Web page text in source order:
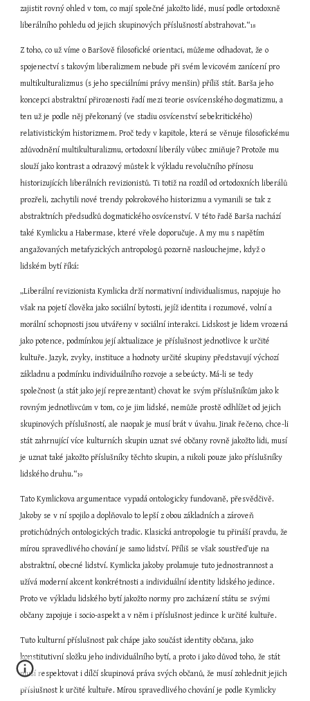
zajistit rovný ohled v tom, co mají společné jakožto lidé, musí podle ortodoxně
liberálního pohledu od jejich skupinových příslušností abstrahovat.“18
Z toho, co už víme o Baršově filosofické orientaci, můžeme odhadovat, že o
spojenectví s takovým liberalizmem nebude při svém levicovém zanícení pro
multikulturalizmus (s jeho speciálními právy menšin) příliš stát. Barša jeho
koncepci abstraktní přirozenosti řadí mezi teorie osvícenského dogmatizmu, a
ten už je podle něj překonaný (ve stadiu osvícenství sebekritického)
relativistickým historizmem. Proč tedy v kapitole, která se věnuje filosofickému
zdůvodnění multikulturalizmu, ortodoxní liberály vůbec zmiňuje? Protože mu
slouží jako kontrast a odrazový můstek k výkladu revolučního přínosu
historizujících liberálních revizionistů. Ti totiž na rozdíl od ortodoxních liberálů
prozřeli, zachytili nové trendy pokrokového historizmu a vymanili se tak z
abstraktních předsudků dogmatického osvícenství. V této řadě Barša nachází
také Kymlicku a Habermase, které vřele doporučuje. A my mu s napětím
angažovaných metafyzických antropologů pozorně naslouchejme, když o
lidském bytí říká:
„Liberální revizionista Kymlicka drží normativní individualismus, napojuje ho
však na pojetí člověka jako sociální bytosti, jejíž identita i rozumové, volní a
morální schopnosti jsou utvářeny v sociální interakci. Lidskost je lidem vrozená
jako potence, podmínkou její aktualizace je příslušnost jednotlivce k určité
kultuře. Jazyk, zvyky, instituce a hodnoty určité skupiny představují výchozí
základnu a podmínku individuálního rozvoje a sebeúcty. Má-li se tedy
společnost (a stát jako její reprezentant) chovat ke svým příslušníkům jako k
rovným jednotlivcům v tom, co je jim lidské, nemůže prostě odhlížet od jejich
skupinových příslušností, ale naopak je musí brát v úvahu. Jinak řečeno, chce-li
stát zahrnující více kulturních skupin uznat své občany rovně jakožto lidi, musí
je uznat také jakožto příslušníky těchto skupin, a nikoli pouze jako příslušníky
lidského druhu.“19
Tato Kymlickova argumentace vypadá ontologicky fundovaně, přesvědčivě.
Jakoby se v ní spojilo a doplňovalo to lepší z obou základních a zároveň
protichůdných ontologických tradic. Klasická antropologie tu přináší pravdu, že
mírou spravedlivého chování je samo lidství. Příliš se však soustřeďuje na
abstraktní, obecné lidství. Kymlicka jakoby prolamuje tuto jednostrannost a
užívá moderní akcent konkrétnosti a individuální identity lidského jedince.
Proto ve výkladu lidského bytí jakožto normy pro zacházení státu se svými
občany zapojuje i socio-aspekt a v něm i příslušnost jedince k určité kultuře.
Tuto kulturní příslušnost pak chápe jako součást identity občana, jako
konstitutivní složku jeho individuálního bytí, a proto i jako důvod toho, že stát
musí respektovat i dílčí skupinová práva svých občanů, že musí zohlednit jejich
příslušnost k určité kultuře. Mírou spravedlivého chování je podle Kymlicky